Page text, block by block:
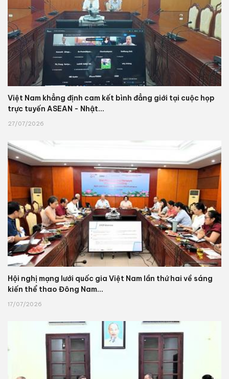
Việt Nam khẳng định cam kết bình đẳng giới tại cuộc họp
trực tuyến ASEAN - Nhật...
27/07/2026
Hội nghị mạng lưới quốc gia Việt Nam lần thứ hai về sáng
kiến thể thao Đông Nam...
17/07/2026